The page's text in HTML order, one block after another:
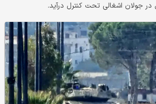
جولان اشغالی تحت کنترل درآید.